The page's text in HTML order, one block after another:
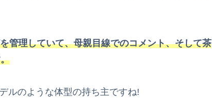
管理していて、母親目線でのコメント、そして茶
ルのような体型の持ち主ですね!